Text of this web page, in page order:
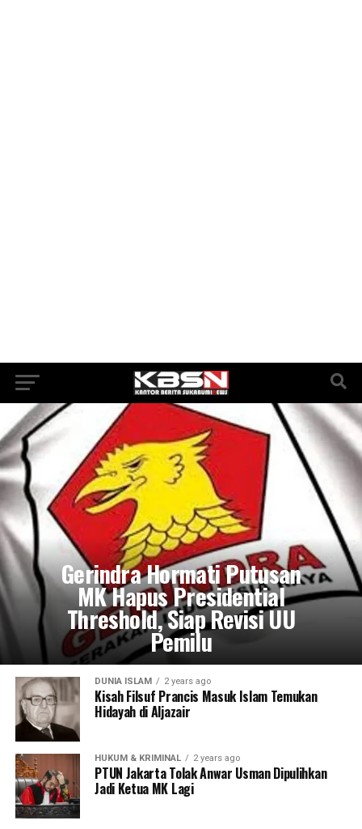
Gerindra Hormati Putusan
MK Hapus Presidential
Threshold, Siap Revisi UU
Pemilu
DUNIA ISLAM 2 years ago
Kisah Filsuf Prancis Masuk Islam Temukan
Hidayah di Aljazair
HUKUM & KRIMINAL 2 years ago
PTUN Jakarta Tolak Anwar Usman Dipulihkan
Jadi Ketua MK Lagi